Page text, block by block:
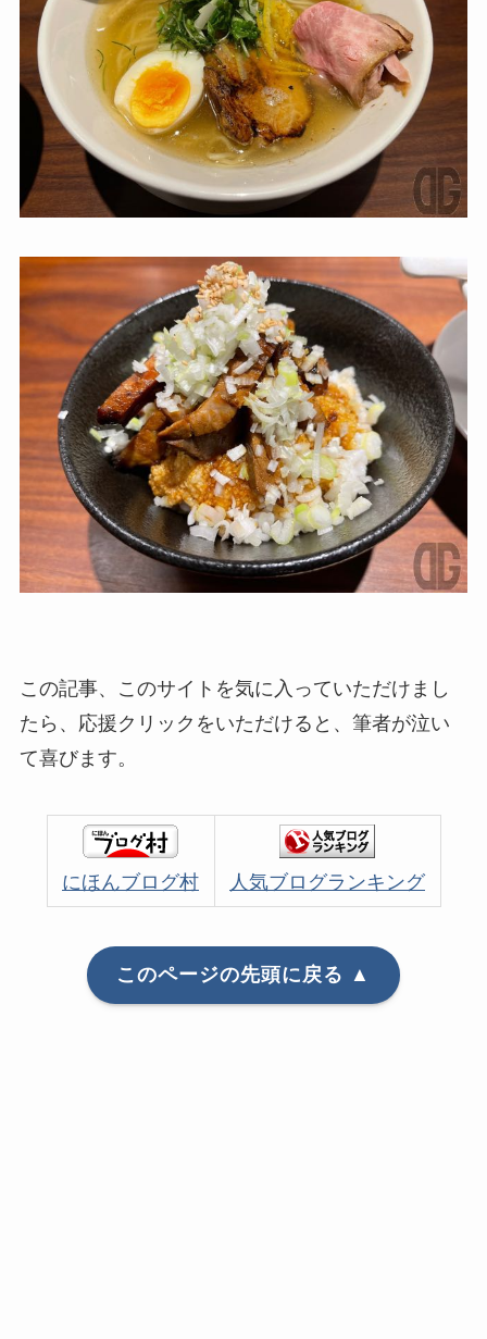
この記事、このサイトを気に入っていただけまし
たら、応援クリックをいただけると、筆者が泣い
て喜びます。
にほんブログ村 人気ブログランキング
このページの先頭に戻る ▲